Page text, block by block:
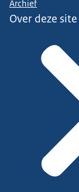
Archief
Over deze site